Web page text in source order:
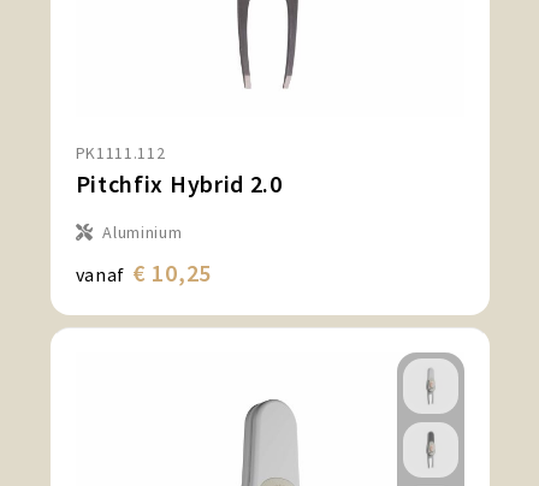
PK1111.112
Pitchfix Hybrid 2.0
Aluminium
vanaf € 10,25